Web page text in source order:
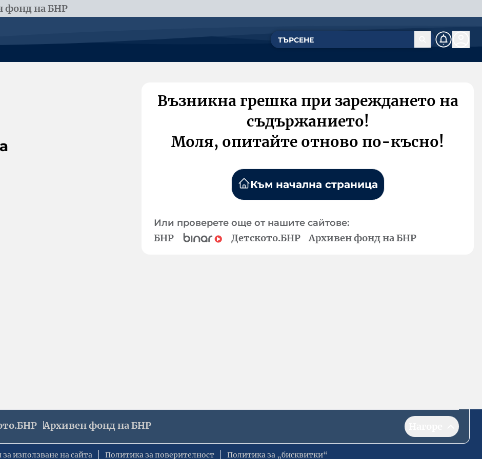
фонд на БНР
Възникна грешка при зареждането на
съдържанието!
Моля, опитайте отново по-късно!
Към начална страница
Или проверете още от нашите сайтове:
БНР Детското.БНР Архивен фонд на БНР
Архивен фонд на БНР
използване на сайта Политика за поверителност Политика за „бисквитки“